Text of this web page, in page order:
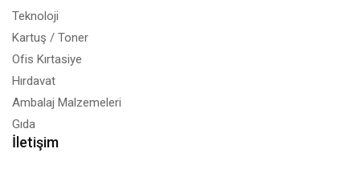
Teknoloji
Kartuş / Toner
Ofis Kırtasiye
Hırdavat
Ambalaj Malzemeleri
Gıda
İletişim